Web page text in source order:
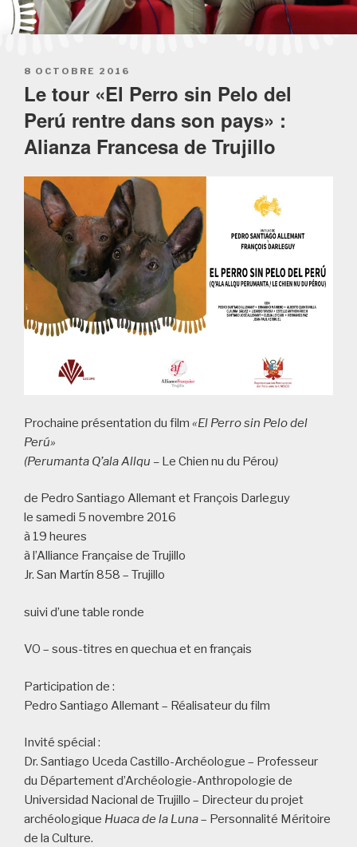
POSTED
ON
8 OCTOBRE 2016
Le tour «El Perro sin Pelo del
Perú rentre dans son pays» :
Alianza Francesa de Trujillo
Prochaine présentation du film «El Perro sin Pelo del
Perú»
(Perumanta Q’ala Allqu – Le Chien nu du Pérou)
de Pedro Santiago Allemant et François Darleguy
le samedi 5 novembre 2016
à 19 heures
à l’Alliance Française de Trujillo
Jr. San Martín 858 – Trujillo
suivi d’une table ronde
VO – sous-titres en quechua et en français
Participation de :
Pedro Santiago Allemant – Réalisateur du film
Invité spécial :
Dr. Santiago Uceda Castillo-Archéologue – Professeur
du Département d’Archéologie-Anthropologie de
Universidad Nacional de Trujillo – Directeur du projet
archéologique Huaca de la Luna– Personnalité Méritoire
de la Culture.